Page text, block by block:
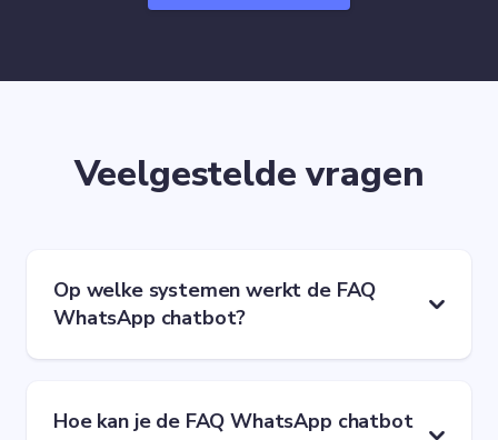
Veelgestelde vragen
Op welke systemen werkt de FAQ
WhatsApp chatbot?
Hoe kan je de FAQ WhatsApp chatbot